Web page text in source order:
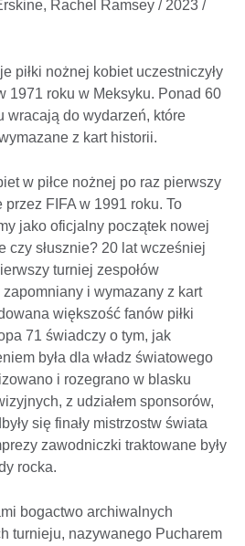
Rachel Ramsey / 2023 /
piłki nożnej kobiet uczestniczyły
1971 roku w Meksyku. Ponad 60
wracają do wydarzeń, które
z kart historii.
w piłce nożnej po raz pierwszy
przez FIFA w 1991 roku. To
jako oficjalny początek nowej
czy słusznie? 20 lat wcześniej
turniej zespołów
zapomniany i wymazany z kart
większość fanów piłki
71 świadczy o tym, jak
była dla władz światowego
i rozegrano w blasku
z udziałem sponsorów,
się finały mistrzostw świata
zawodniczki traktowane były
rocka.
bogactwo archiwalnych
turnieju, nazywanego Pucharem